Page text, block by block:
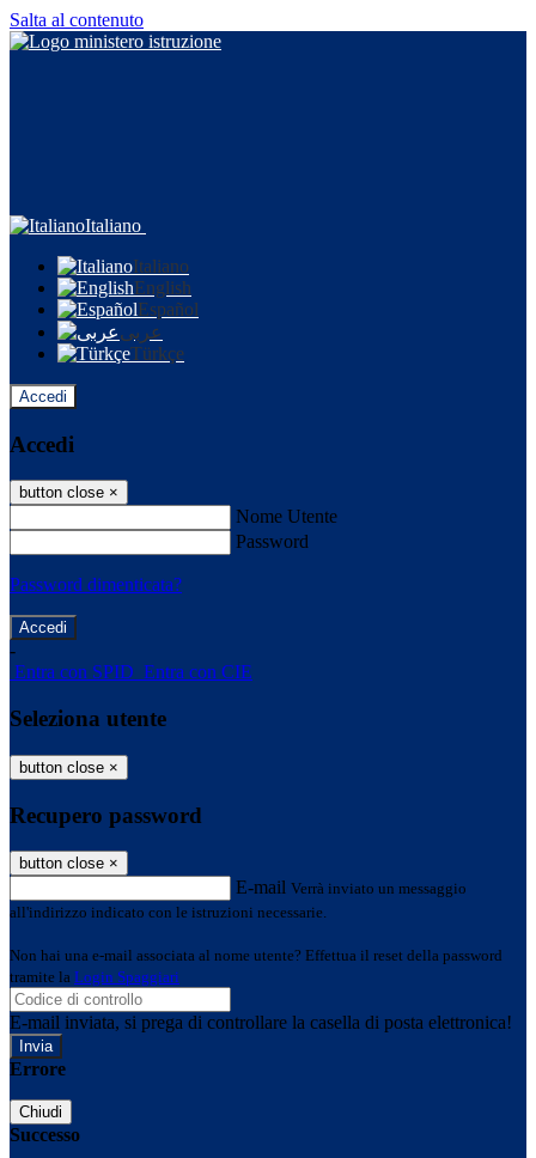
Salta al contenuto
Italiano
Italiano
English
Español
عربى
Türkçe
Accedi
Accedi
button close ×
Nome Utente
Password
Password dimenticata?
-
Entra con SPID Entra con CIE
Seleziona utente
button close ×
Recupero password
button close ×
E-mail Verrà inviato un messaggio
all'indirizzo indicato con le istruzioni necessarie.
Non hai una e-mail associata al nome utente? Effettua il reset della password
tramite la Login Spaggiari
E-mail inviata, si prega di controllare la casella di posta elettronica!
Errore
Chiudi
Successo